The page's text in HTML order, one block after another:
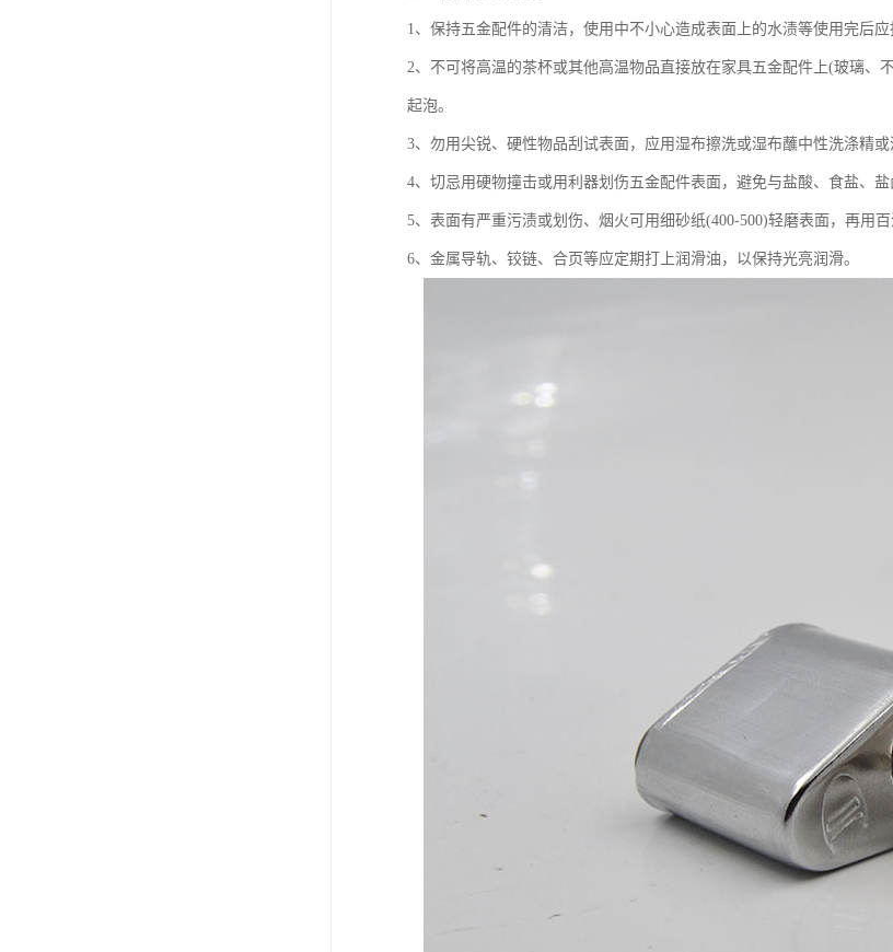
1、保持五金配件的清洁，使用中不小心造成表面上的水渍等使用完后应
2、不可将高温的茶杯或其他高温物品直接放在家具五金配件上(玻璃
起泡。
3、勿用尖锐、硬性物品刮试表面，应用湿布擦洗或湿布蘸中性洗涤精或
4、切忌用硬物撞击或用利器划伤五金配件表面，避免与盐酸、食盐、盐
5、表面有严重污渍或划伤、烟火可用细砂纸(400-500)轻磨表面，再用百
6、金属导轨、铰链、合页等应定期打上润滑油，以保持光亮润滑。